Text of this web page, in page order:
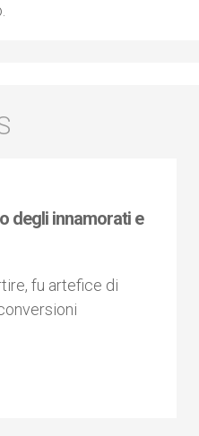
degli innamorati e
fu artefice di